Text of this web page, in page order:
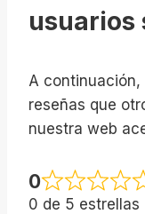
usuarios
A
reseñas que
nuestra web
0
0 de 5 estrellas